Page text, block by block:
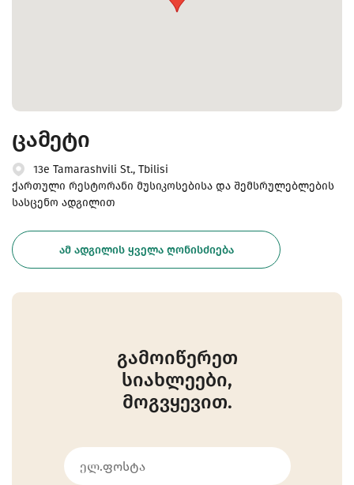
ცამეტი
13e Tamarashvili St., Tbilisi
ქართული რესტორანი მუსიკოსებისა და შემსრულებლების
სასცენო ადგილით
ᲐᲛ ᲐᲓᲒᲘᲚᲘᲡ ᲧᲕᲔᲚᲐ ᲦᲝᲜᲘᲡᲫᲘᲔᲑᲐ
გამოიწერეთ
სიახლეები,
მოგვყევით.